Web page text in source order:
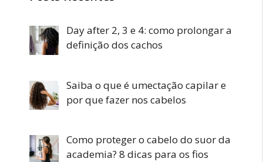
Day after 2, 3 e 4: como prolongar a
definição dos cachos
Saiba o que é umectação capilar e
por que fazer nos cabelos
Como proteger o cabelo do suor da
academia? 8 dicas para os fios